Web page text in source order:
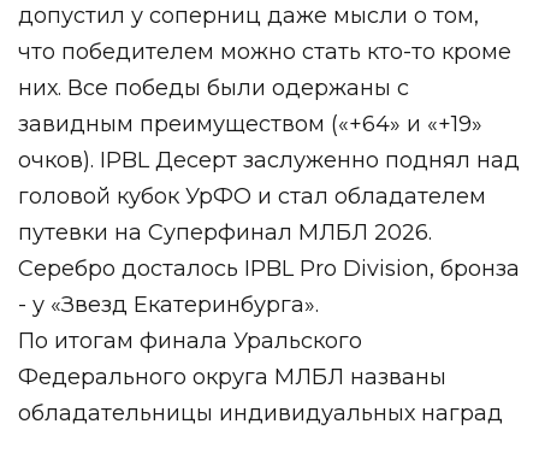
допустил у соперниц даже мысли о том,
что победителем можно стать кто-то кроме
них. Все победы были одержаны с
завидным преимуществом («+64» и «+19»
очков). IPBL Десерт заслуженно поднял над
головой кубок УрФО и стал обладателем
путевки на Суперфинал МЛБЛ 2026.
Серебро досталось IPBL Pro Division, бронза
- у «Звезд Екатеринбурга».
По итогам финала Уральского
Федерального округа МЛБЛ названы
обладательницы индивидуальных наград